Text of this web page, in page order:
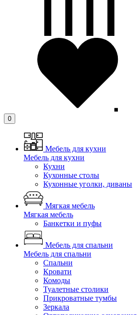
0
Мебель для кухни
Мебель для кухни
Кухни
Кухонные столы
Кухонные уголки, диваны
Мягкая мебель
Мягкая мебель
Банкетки и пуфы
Мебель для спальни
Мебель для спальни
Спальни
Кровати
Комоды
Туалетные столики
Прикроватные тумбы
Зеркала